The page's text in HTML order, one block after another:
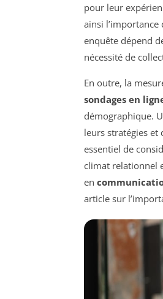
pour leur
ainsi l’importance
enquête dépend
nécessité de
En outre, la
sondages en
démographique.
leurs stratégies et
essentiel de
climat relationnel
en
article sur